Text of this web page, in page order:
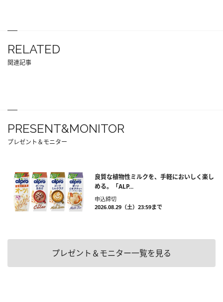
RELATED
関連記事
PRESENT&MONITOR
プレゼント＆モニター
良質な植物性ミルクを、手軽においしく楽し
める。「ALP...
申込締切
2026.08.29（土）23:59まで
プレゼント＆モニター一覧を見る